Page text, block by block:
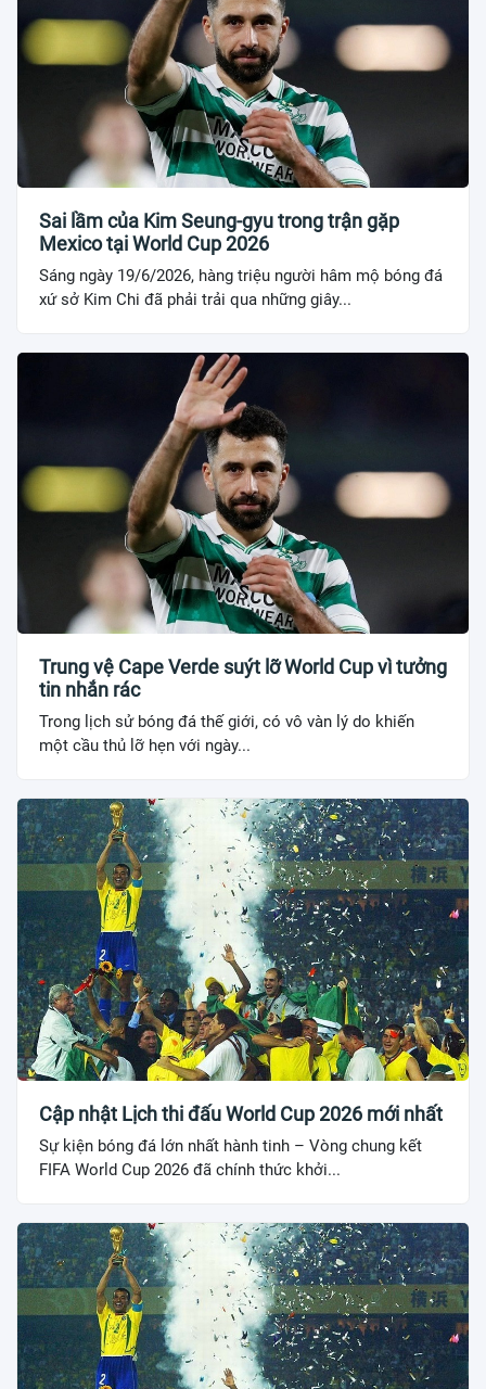
Sai lầm của Kim Seung-gyu trong trận gặp
Mexico tại World Cup 2026
Sáng ngày 19/6/2026, hàng triệu người hâm mộ bóng đá
xứ sở Kim Chi đã phải trải qua những giây...
Trung vệ Cape Verde suýt lỡ World Cup vì tưởng
tin nhắn rác
Trong lịch sử bóng đá thế giới, có vô vàn lý do khiến
một cầu thủ lỡ hẹn với ngày...
Cập nhật Lịch thi đấu World Cup 2026 mới nhất
Sự kiện bóng đá lớn nhất hành tinh – Vòng chung kết
FIFA World Cup 2026 đã chính thức khởi...